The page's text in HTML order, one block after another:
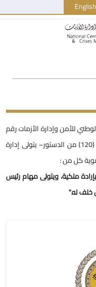
English
المركز الوطني للأمن وإدارة الأزمات رقم
(20) لعام 2015 –والصادر بمقتضى المادة (120) من الدستور– يتولى إدارة
كل من :
بإرادة ملكية، ويتولى مهام رئيس
خلف له."